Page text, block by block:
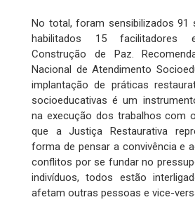
No total, foram sensibilizados 91
habilitados 15 facilitadores
Construção de Paz.
Nacional de Atendimento
implantação de práticas
socioeducativas é um
na execução dos trabalhos com
que a Justiça Restaurativa
forma de pensar a convivência e
conflitos por se fundar no
indivíduos, todos estão
afetam outras pessoas e vice-